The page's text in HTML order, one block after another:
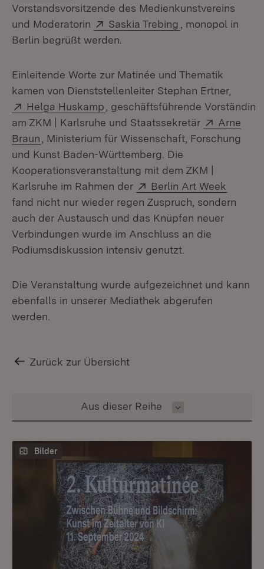
Vorstandsvorsitzende des Medienkunstvereins
und Moderatorin
Extern:
Saskia Trebing (Öffnet in
, monopol in
Berlin begrüßt werden.
Einleitende Worte zur Matinée und Thematik
kamen von Dienststellenleiter Stephan Ertner,
Extern:
Helga Huskamp (Öffnet in neuem Fenster)
, geschäftsführende Vorständin
am ZKM | Karlsruhe und Staatssekretär
Extern:
Arne
Braun (Öffnet in neuem Fenster)
, Ministerium für Wissenschaft, Forschung
und Kunst Baden-Württemberg. Die
Kooperationsveranstaltung mit dem ZKM |
Karlsruhe im Rahmen der
Extern:
Berlin Art Week
fand nicht nur wieder regen Zuspruch, sondern
auch der Austausch und das Knüpfen neuer
Verbindungen wurde im Anschluss an die
Podiumsdiskussion intensiv genutzt.
Die Veranstaltung wurde aufgezeichnet und kann
ebenfalls in unserer Mediathek abgerufen
werden.
Zurück zur Übersicht
Inhalt auswählen
Aus dieser Reihe
Bilder